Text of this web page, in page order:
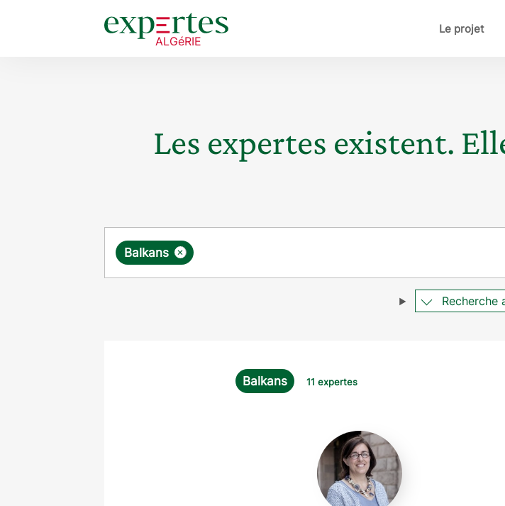
Le projet
Les expertes existent.
Requête
×
Balkans
Recherche
Balkans 11 expertes
Francoise
Toussaint